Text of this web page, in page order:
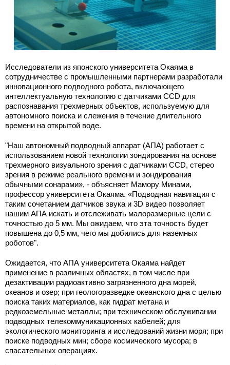
Исследователи из японского университета Окаяма в
сотрудничестве с промышленными партнерами разработали
инновационного подводного робота, включающего
интеллектуальную технологию с датчиками CCD для
распознавания трехмерных объектов, используемую для
автономного поиска и слежения в течение длительного
времени на открытой воде.
"Наш автономный подводный аппарат (АПА) работает с
использованием новой технологии зондирования на основе
трехмерного визуального зрения с датчиками CCD, стерео
зрения в режиме реального времени и зондирования
обычными сонарами», - объясняет Мамору Минами,
профессор университета Окаяма. «Подводная навигация с
таким сочетанием датчиков звука и 3D видео позволяет
нашим АПА искать и отслеживать малоразмерные цели с
точностью до 5 мм. Мы ожидаем, что эта точность будет
повышена до 0,5 мм, чего мы добились для наземных
роботов".
Ожидается, что АПА университета Окаяма найдет
применение в различных областях, в том числе при
дезактивации радиоактивно загрязненного дна морей,
океанов и озер; при геологоразведке океанского дна с целью
поиска таких материалов, как гидрат метана и
редкоземельные металлы; при техническом обслуживании
подводных телекоммуникационных кабелей; для
экологического мониторинга и исследований жизни моря; при
поиске подводных мин; сборе космического мусора; в
спасательных операциях.